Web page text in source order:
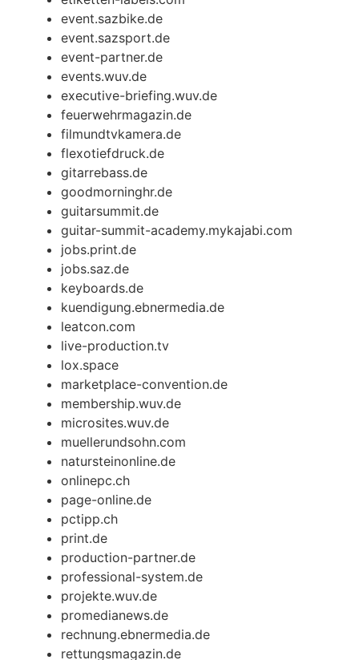
event.sazbike.de
event.sazsport.de
event-partner.de
events.wuv.de
executive-briefing.wuv.de
feuerwehrmagazin.de
filmundtvkamera.de
flexotiefdruck.de
gitarrebass.de
goodmorninghr.de
guitarsummit.de
guitar-summit-academy.mykajabi.com
jobs.print.de
jobs.saz.de
keyboards.de
kuendigung.ebnermedia.de
leatcon.com
live-production.tv
lox.space
marketplace-convention.de
membership.wuv.de
microsites.wuv.de
muellerundsohn.com
natursteinonline.de
onlinepc.ch
page-online.de
pctipp.ch
print.de
production-partner.de
professional-system.de
projekte.wuv.de
promedianews.de
rechnung.ebnermedia.de
rettungsmagazin.de